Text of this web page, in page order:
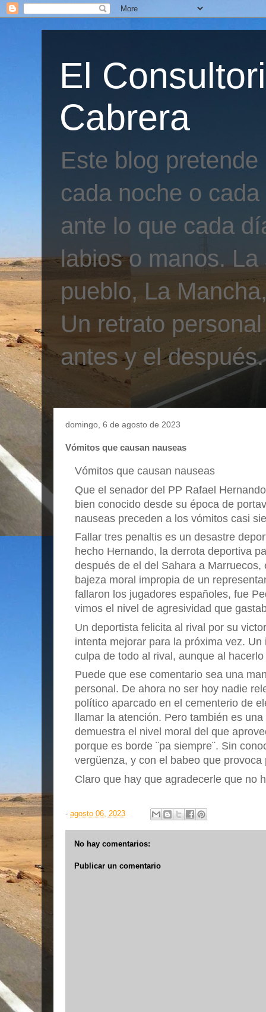
El
Cabrera
Este blog
cada noche o
ante lo que cada
labios o manos.
pueblo, La
Un retrato
antes y el después.
domingo, 6 de agosto de 2023
Vómitos que causan nauseas
Vómitos que causan nauseas
Que el senador del PP Rafael
bien conocido desde su época de
nauseas preceden a los vómitos casi
Fallar tres penaltis es un desastre
hecho Hernando, la derrota deportiva
después de el del Sahara a Marruecos,
bajeza moral impropia de un
fallaron los jugadores españoles, fue
vimos el nivel de agresividad que
Un deportista felicita al rival por su
intenta mejorar para la próxima vez.
culpa de todo al rival, aunque al
Puede que ese comentario sea una
personal. De ahora no ser hoy nadie
político aparcado en el cementerio de
llamar la atención. Pero también es
demuestra el nivel moral del que
porque es borde ¨pa siempre¨. Sin
vergüenza, y con el babeo que provoca
Claro que hay que agradecerle que no
- agosto 06, 2023
No hay comentarios:
Publicar un comentario